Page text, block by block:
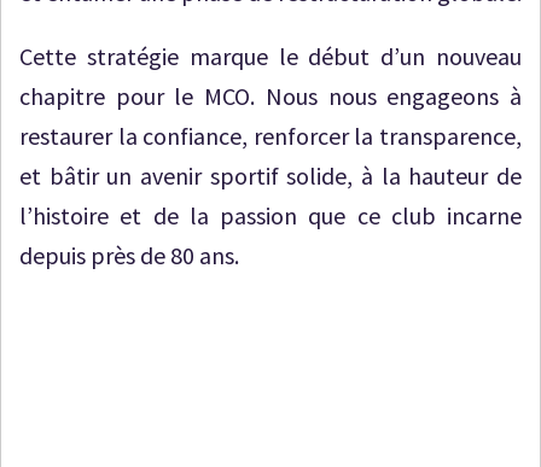
Cette stratégie marque le début d’un nouveau
chapitre pour le MCO. Nous nous engageons à
restaurer la confiance, renforcer la transparence,
et bâtir un avenir sportif solide, à la hauteur de
l’histoire et de la passion que ce club incarne
depuis près de 80 ans.